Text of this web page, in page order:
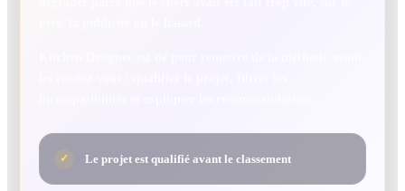
✓ Le projet est qualifié avant le classement